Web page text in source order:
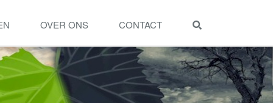
OVER ONS CONTACT